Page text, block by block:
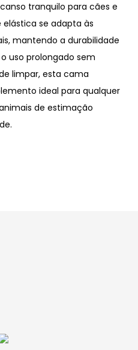
tranquilo para cães e
se adapta às
mantendo a durabilidade
uso prolongado sem
limpar, esta cama
ideal para qualquer
de estimação